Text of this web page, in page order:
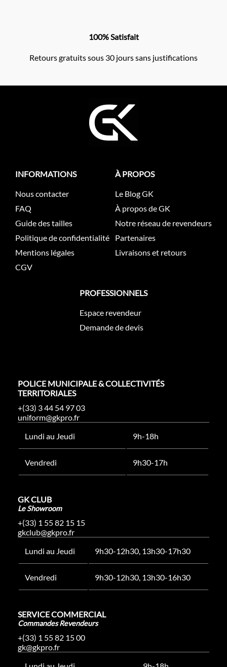
100% Satisfait
Retours gratuits sous 30 jours sans justifications
INFORMATIONS
Nous contacter
FAQ
Guide des tailles
Politique de confidentialité
Mentions légales
CGV
À PROPOS
Le Blog GK
À propos de GK
Notre réseau de revendeurs
Partenaires
Livraisons et retours
PROFESSIONNELS
Espace revendeur
Demande de devis
POLICE MUNICIPALE & COLLECTIVITÉS
TERRITORIALES
+(33) 3 44 54 97 03
uniform@gkpro.fr
Lundi au Jeudi
9h-18h
Vendredi 9h30-17h
GK CLUB
Le Showroom
+(33) 1 55 82 15 15
gkclub@gkpro.fr
Lundi au Jeudi
9h30-12h30, 13h30-17h30
Vendredi 9h30-12h30, 13h30-16h30
SERVICE COMMERCIAL
Commandes Revendeurs
+(33) 1 55 82 15 00
gk@gkpro.fr